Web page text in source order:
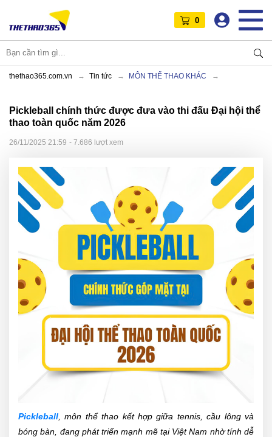
0
thethao365.com.vn Tin tức MÔN THỂ THAO KHÁC
Pickleball chính thức được đưa vào thi đấu Đại hội thể
thao toàn quốc năm 2026
26/11/2025 21:59 - 7.686 lượt xem
Pickleball , môn thể thao kết hợp giữa tennis, cầu lông và
bóng bàn, đang phát triển mạnh mẽ tại Việt Nam nhờ tính dễ